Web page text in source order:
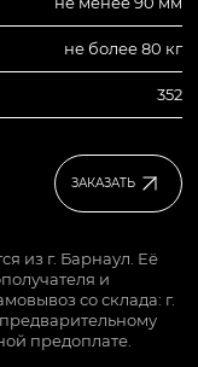
не более 80 кг
352
ЗАКАЗАТЬ
из г. Барнаул. Её
и
со склада: г.
предоплате.